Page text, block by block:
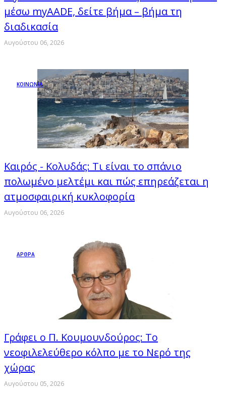
μέσω myAADE, δείτε βήμα – βήμα τη
διαδικασία
Αυγούστου 06, 2026
ΚΟΙΝΩΝΙΑ
Καιρός - Κολυδάς: Τι είναι το σπάνιο
πολωμένο μελτέμι και πώς επηρεάζεται η
ατμοσφαιρική κυκλοφορία
Αυγούστου 06, 2026
ΑΡΘΡΑ
Γράφει ο Π. Κουμουνδούρος: Το
νεοφιλελεύθερο κόλπο με το Νερό της
χώρας
Αυγούστου 05, 2026